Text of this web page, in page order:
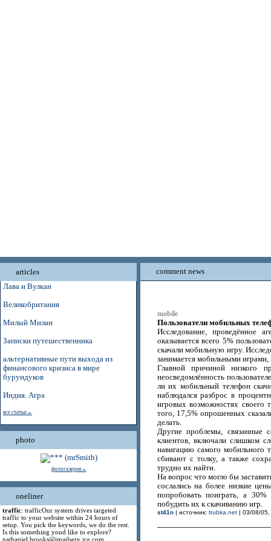
articles
Лава и Вулкан
Великобритания
Милый Милан
Записки путешественника
альтернативные пути выхода из
финансового кризиса в мире
бурундуков
Индия. Агра
все статьи→
photo
фотогалерея→
oneliner
traffic: trafficOur system drives targeted
traffic to your website within 24 hours of
setup. You pick the keywords, we do the rest.
Is this something youd like to explore?
nathaniel.brooks@jmailserv ice.com
comment news
mobile
Пользователи мобильных
Исследование, проведённое
оказывается всего 5%
скачали мобильную игру.
занимается мобильными играми,
Главной причиной низкого
неосведомлённость
ли их мобильный телефон
наблюдался разброс в
игровых возможностях своего
того, 17,5% опрошенных
делать.
Другие проблемы, связанные
клиентов, включали слишком
навигацию самого мобильного
сбивают с толку, а также
трудно их найти.
На вопрос что могло бы
сослались на более низкие
попробовать поиграть, а
побудить их к скачиванию игр.
st41n| источник: trubka.net| 03/08/05,